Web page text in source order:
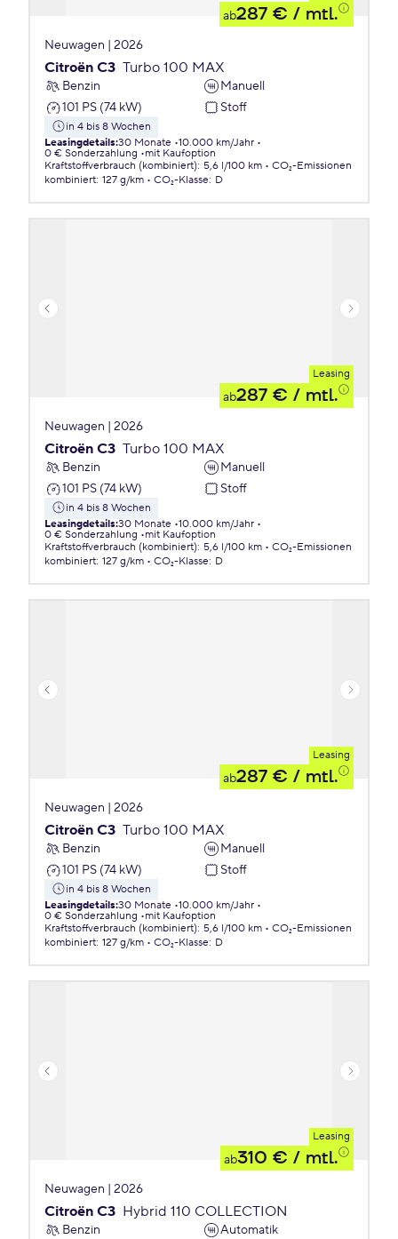
ab287 € / mtl.
Neuwagen | 2026
Citroën C3 Turbo 100 MAX
Benzin
Manuell
101 PS (74 kW)
Stoff
in 4 bis 8 Wochen
Leasingdetails:30 Monate 10.000 km/Jahr
0 € Sonderzahlung
mit Kaufoption
Kraftstoffverbrauch (kombiniert): 5,6 l/100 km
CO₂-Emissionen
kombiniert: 127 g/km CO₂-Klasse: D
Leasing
ab287 € / mtl.
Neuwagen | 2026
Citroën C3 Turbo 100 MAX
Benzin
Manuell
101 PS (74 kW)
Stoff
in 4 bis 8 Wochen
Leasingdetails:30 Monate 10.000 km/Jahr
0 € Sonderzahlung
mit Kaufoption
Kraftstoffverbrauch (kombiniert): 5,6 l/100 km
CO₂-Emissionen
kombiniert: 127 g/km CO₂-Klasse: D
Leasing
ab287 € / mtl.
Neuwagen | 2026
Citroën C3 Turbo 100 MAX
Benzin
Manuell
101 PS (74 kW)
Stoff
in 4 bis 8 Wochen
Leasingdetails:30 Monate 10.000 km/Jahr
0 € Sonderzahlung
mit Kaufoption
Kraftstoffverbrauch (kombiniert): 5,6 l/100 km
CO₂-Emissionen
kombiniert: 127 g/km CO₂-Klasse: D
Leasing
ab310 € / mtl.
Neuwagen | 2026
Citroën C3 Hybrid 110 COLLECTION
Benzin
Automatik